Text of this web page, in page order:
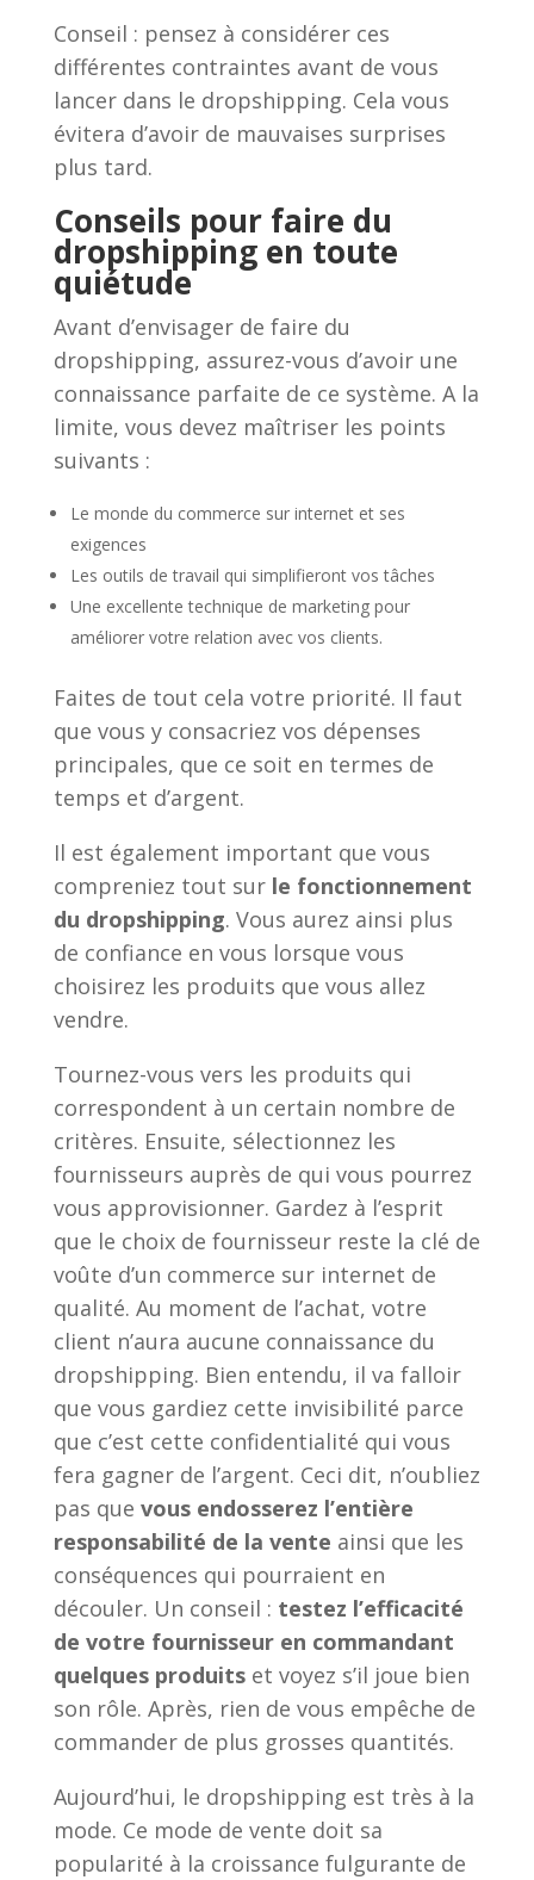
Conseil : pensez à considérer ces
différentes contraintes avant de vous
lancer dans le dropshipping. Cela vous
évitera d’avoir de mauvaises surprises
plus tard.
Conseils pour faire du
dropshipping en toute
quiétude
Avant d’envisager de faire du
dropshipping, assurez-vous d’avoir une
connaissance parfaite de ce système. A la
limite, vous devez maîtriser les points
suivants :
Le monde du commerce sur internet et ses
exigences
Les outils de travail qui simplifieront vos tâches
Une excellente technique de marketing pour
améliorer votre relation avec vos clients.
Faites de tout cela votre priorité. Il faut
que vous y consacriez vos dépenses
principales, que ce soit en termes de
temps et d’argent.
Il est également important que vous
compreniez tout sur le fonctionnement
du dropshipping. Vous aurez ainsi plus
de confiance en vous lorsque vous
choisirez les produits que vous allez
vendre.
Tournez-vous vers les produits qui
correspondent à un certain nombre de
critères. Ensuite, sélectionnez les
fournisseurs auprès de qui vous pourrez
vous approvisionner. Gardez à l’esprit
que le choix de fournisseur reste la clé de
voûte d’un commerce sur internet de
qualité. Au moment de l’achat, votre
client n’aura aucune connaissance du
dropshipping. Bien entendu, il va falloir
que vous gardiez cette invisibilité parce
que c’est cette confidentialité qui vous
fera gagner de l’argent. Ceci dit, n’oubliez
pas que vous endosserez l’entière
responsabilité de la vente ainsi que les
conséquences qui pourraient en
découler. Un conseil : testez l’efficacité
de votre fournisseur en commandant
quelques produitset voyez s’il joue bien
son rôle. Après, rien de vous empêche de
commander de plus grosses quantités.
Aujourd’hui, le dropshipping est très à la
mode. Ce mode de vente doit sa
popularité à la croissance fulgurante de